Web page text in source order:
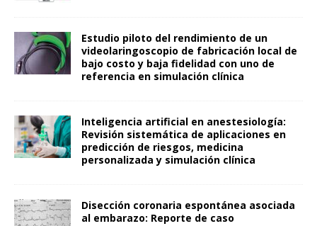
Estudio piloto del rendimiento de un
videolaringoscopio de fabricación local de
bajo costo y baja fidelidad con uno de
referencia en simulación clínica
Inteligencia artificial en anestesiología:
Revisión sistemática de aplicaciones en
predicción de riesgos, medicina
personalizada y simulación clínica
Disección coronaria espontánea asociada
al embarazo: Reporte de caso